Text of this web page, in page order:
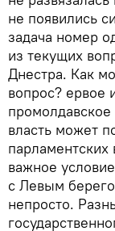
не появились
задача номер
из текущих
Днестра. Как
вопрос? ервое
власть может
важное
с Левым
непросто.